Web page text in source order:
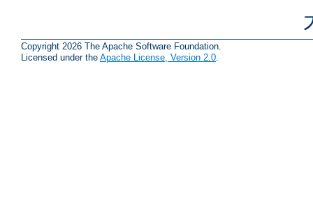
Copyright 2026 The Apache Software Foundation.
Licensed under the Apache License, Version 2.0.